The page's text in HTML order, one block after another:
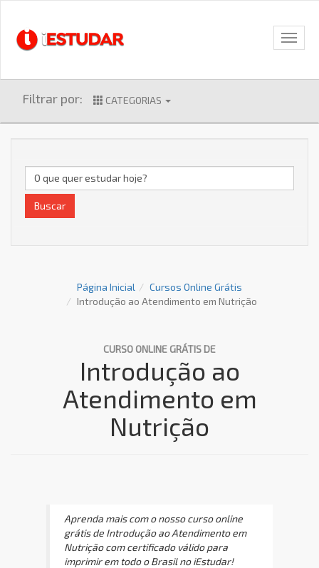
Filtrar por: CATEGORIAS
Buscar
Página Inicial
Cursos Online Grátis
Introdução ao Atendimento em Nutrição
CURSO ONLINE GRÁTIS DE
Introdução ao
Atendimento em
Nutrição
Aprenda mais com o nosso curso online
grátis de Introdução ao Atendimento em
Nutrição com certificado válido para
imprimir em todo o Brasil no iEstudar!